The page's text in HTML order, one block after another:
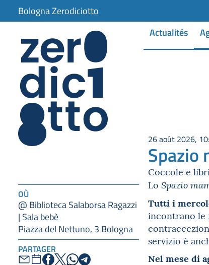
Bologna Zerodiciotto
Actualités
OÙ
@ Biblioteca Salaborsa Ragazzi
| Sala bebè
Piazza del Nettuno, 3 Bologna
PARTAGER
26 août 2026,
Spazio
Coccole e
Lo Spazio
Tutti i
incontrano le
servizio è
Nel mese di